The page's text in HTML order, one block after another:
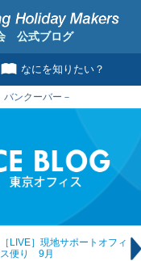
公式ブログ
なにを知りたい？
ンクーバー－
［LIVE］現地サポートオフィ
ス便り 9月